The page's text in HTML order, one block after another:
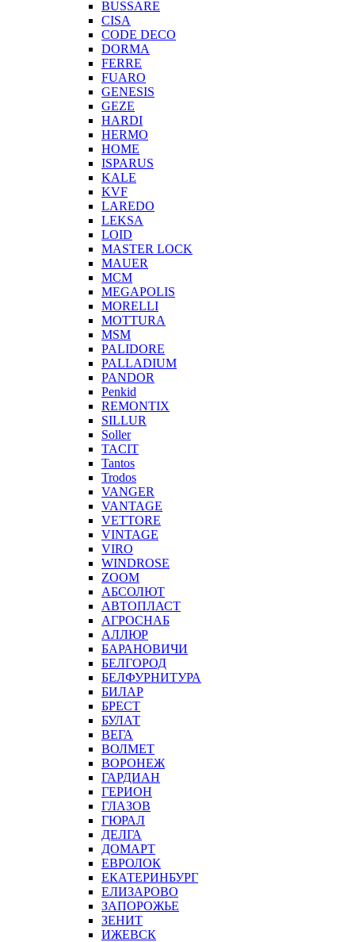
BUSSARE
CISA
CODE DECO
DORMA
FERRE
FUARO
GENESIS
GEZE
HARDI
HERMO
HOMЕ
ISPARUS
KALE
KVF
LAREDO
LEKSA
LOID
MASTER LOCK
MAUER
MCM
MEGAPOLIS
MORELLI
MOTTURA
MSM
PALIDORE
PALLADIUM
PANDOR
Penkid
REMONTIX
SILLUR
Soller
TACIT
Tantos
Trodos
VANGER
VANTAGE
VETTORE
VINTAGE
VIRO
WINDROSE
ZOOM
АБСОЛЮТ
АВТОПЛАСТ
АГРОСНАБ
АЛЛЮР
БАРАНОВИЧИ
БЕЛГОРОД
БЕЛФУРНИТУРА
БИЛАР
БРЕСТ
БУЛАТ
ВЕГА
ВОЛМЕТ
ВОРОНЕЖ
ГАРДИАН
ГЕРИОН
ГЛАЗОВ
ГЮРАЛ
ДЕЛГА
ДОМАРТ
ЕВРОЛОК
ЕКАТЕРИНБУРГ
ЕЛИЗАРОВО
ЗАПОРОЖЬЕ
ЗЕНИТ
ИЖЕВСК